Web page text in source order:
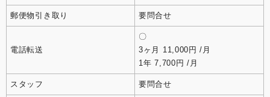
郵便物引き取り 要問合せ
電話転送
〇
3ヶ月 11,000円 /月
1年 7,700円 /月
スタッフ 要問合せ